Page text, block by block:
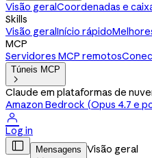
Visão geralCoordenadas e
Skills
Visão geralInício rápido
MCP
Servidores MCP remotos
Túneis MCP

Claude em plataformas de
Amazon Bedrock (Opus 4.7 e

Log in
 Mensagens Visão geral